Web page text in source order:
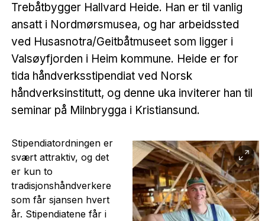
Trebåtbygger Hallvard Heide. Han er til vanlig
ansatt i Nordmørsmusea, og har arbeidssted
ved Husasnotra/Geitbåtmuseet som ligger i
Valsøyfjorden i Heim kommune. Heide er for
tida håndverksstipendiat ved Norsk
håndverksinstitutt, og denne uka inviterer han til
seminar på Milnbrygga i Kristiansund.
Stipendiatordningen er
svært attraktiv, og det
er kun to
tradisjonshåndverkere
som får sjansen hvert
år. Stipendiatene får i